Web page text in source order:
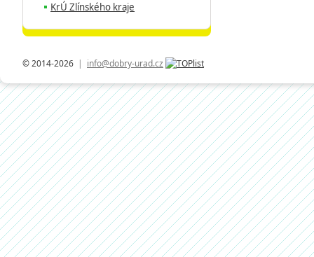
KrÚ Zlínského kraje
© 2014-2026 | info@dobry-urad.cz